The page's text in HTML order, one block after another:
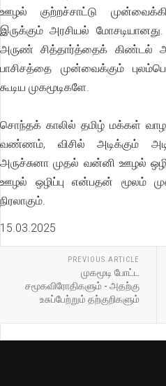
ஊழல் குற்றச்சாட்டு
இருக்கும் அரசியல்
அருண் சித்தார்த்தைக் கிண்டல்
பாசிசத்தை முன்வைக்கும்
கூடிய முகமூடிகளே.
சொந்தக் காலில் தமிழ் மக்கள்
வண்ணம், விசில் அடிக்கும்
அருச்சுனா முதல் வன்னி ஊழல்
ஊழல் ஒழிப்பு என்பதன் மூலம்
நிரலாகும்.
15.03.2025
PREVIOUS ARTICLE
முகமூடி போட்ட
சமூகவிரோதிகளும் - அதற்கு
உசுப்பேற்றும் தற்குறிகளும்